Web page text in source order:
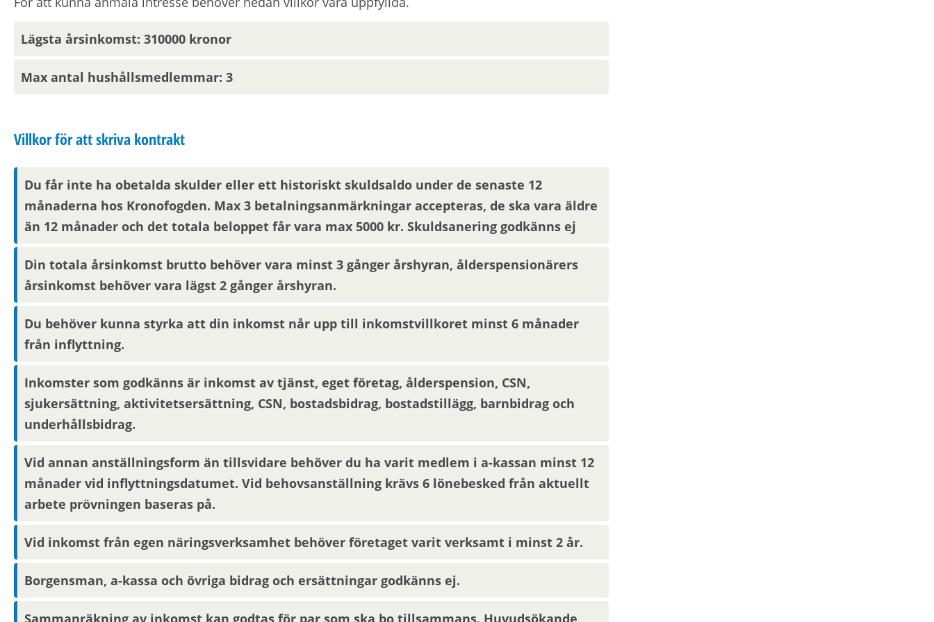
Parkering
Lediga parkeringsplatser publiceras på hyresvärdens hemsida.
Visningsinformation
Om du är en av dem som blir aktuell för en bostad kommer du att bli inbjuden till visning eller få ny
kompletterande information i form av bilder/video eller rangordning. Visningsinbjudan kommer att
synas på Mina sidor samt skickas på mejl om du har fyllt i en aktuell mejladress. Om du har
skyddade personuppgifter får du endast visningsinbjudan via Mina sidor.
Boendereferenser
Om du blir aktuell för bostaden behöver du kontakta din nuvarande hyresvärd och godkänna att
denne lämnar ut boendereferenser om dig till den nya hyresvärden.
Om området
Bostaden är belägen i Brandbergen, cirka 2 mil söder om Stockholm. Området är naturnära.
Det finns direktbuss till Stockholm och pendeltågsstation. Det finns förskolor, grundskola och ett
lokalt centrum. Det är även gångavstånd till Tyresta nationalpark. I området finns en utomhuspool
som har öppet sommartid.
Lägsta årsinkomst: 310000 kronor
Max antal hushållsmedlemmar: 3
Villkor för att skriva kontrakt
Du får inte ha obetalda skulder eller ett historiskt skuldsaldo under de senaste 12
månaderna hos Kronofogden. Max 3 betalningsanmärkningar accepteras, de ska vara äldre
än 12 månader och det totala beloppet får vara max 5000 kr. Skuldsanering godkänns ej
Din totala årsinkomst brutto behöver vara minst 3 gånger årshyran, ålderspensionärers
årsinkomst behöver vara lägst 2 gånger årshyran.
Du behöver kunna styrka att din inkomst når upp till inkomstvillkoret minst 6 månader
från inflyttning.
Inkomster som godkänns är inkomst av tjänst, eget företag, ålderspension, CSN,
sjukersättning, aktivitetsersättning, CSN, bostadsbidrag, bostadstillägg, barnbidrag och
underhållsbidrag.
Vid annan anställningsform än tillsvidare behöver du ha varit medlem i a-kassan minst 12
månader vid inflyttningsdatumet. Vid behovsanställning krävs 6 lönebesked från aktuellt
arbete prövningen baseras på.
Vid inkomst från egen näringsverksamhet behöver företaget varit verksamt i minst 2 år.
Borgensman, a-kassa och övriga bidrag och ersättningar godkänns ej.